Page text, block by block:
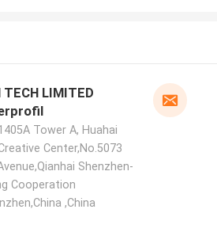
TECH LIMITED
Tower A, Huahai
Center,No.5073
Shenzhen-
Cooperation
,China